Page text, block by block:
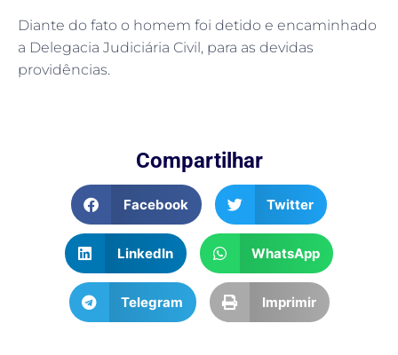
Diante do fato o homem foi detido e encaminhado
a Delegacia Judiciária Civil, para as devidas
providências.
Compartilhar
Facebook Twitter
LinkedIn WhatsApp
Telegram Imprimir